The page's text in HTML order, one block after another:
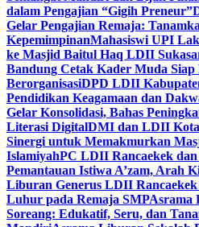
dalam Pengajian “Gigih Preneur”
Gelar Pengajian Remaja:
KepemimpinanMahasiswi UPI
ke Masjid Baitul Haq LDII
Bandung Cetak Kader Muda Siap
BerorganisasiDPD LDII
Pendidikan Keagamaan dan
Gelar Konsolidasi, Bahas
Literasi DigitalDMI dan LDII
Sinergi untuk Memakmurkan
IslamiyahPC LDII Rancaekek
Pemantauan Istiwa A’zam, Arah
Liburan Generus LDII
Luhur pada Remaja SMPAsrama
Soreang: Edukatif, Seru, dan